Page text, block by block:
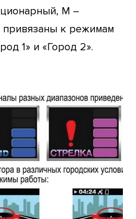
М –
к режимам
1» и «Город 2».